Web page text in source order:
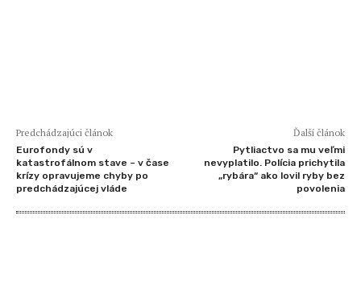
Predchádzajúci článok
Eurofondy sú v
katastrofálnom stave – v čase
krízy opravujeme chyby po
predchádzajúcej vláde
Ďalší článok
Pytliactvo sa mu veľmi
nevyplatilo. Polícia prichytila
„rybára“ ako lovil ryby bez
povolenia